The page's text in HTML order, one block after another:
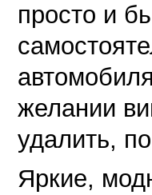
просто и
желании
удалить,
Яркие,